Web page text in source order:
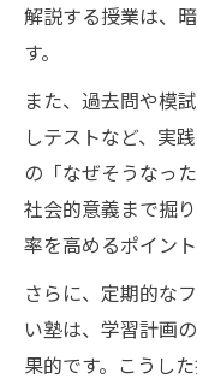
解説する授業は、
す。
また、過去問や模
しテストなど、実
の「なぜそうなっ
社会的意義まで掘
率を高めるポイント
さらに、定期的な
い塾は、学習計画
果的です。こうし